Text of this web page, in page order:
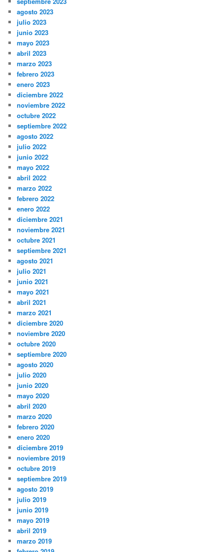
agosto 2023
julio 2023
junio 2023
mayo 2023
abril 2023
marzo 2023
febrero 2023
enero 2023
diciembre 2022
noviembre 2022
octubre 2022
septiembre 2022
agosto 2022
julio 2022
junio 2022
mayo 2022
abril 2022
marzo 2022
febrero 2022
enero 2022
diciembre 2021
noviembre 2021
octubre 2021
septiembre 2021
agosto 2021
julio 2021
junio 2021
mayo 2021
abril 2021
marzo 2021
diciembre 2020
noviembre 2020
octubre 2020
septiembre 2020
agosto 2020
julio 2020
junio 2020
mayo 2020
abril 2020
marzo 2020
febrero 2020
enero 2020
diciembre 2019
noviembre 2019
octubre 2019
septiembre 2019
agosto 2019
julio 2019
junio 2019
mayo 2019
abril 2019
marzo 2019